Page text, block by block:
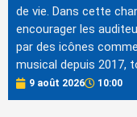
de vie. Dans cette
encourager les
par des icônes
musical depuis 2017,
9 août 2026 10:00